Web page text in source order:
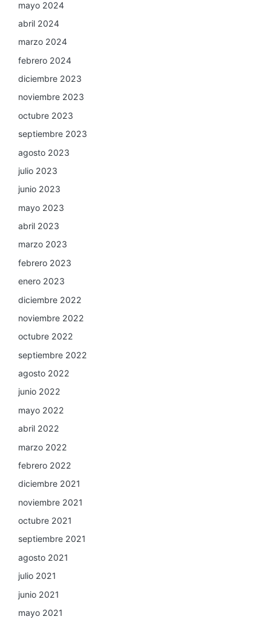
mayo 2024
abril 2024
marzo 2024
febrero 2024
diciembre 2023
noviembre 2023
octubre 2023
septiembre 2023
agosto 2023
julio 2023
junio 2023
mayo 2023
abril 2023
marzo 2023
febrero 2023
enero 2023
diciembre 2022
noviembre 2022
octubre 2022
septiembre 2022
agosto 2022
junio 2022
mayo 2022
abril 2022
marzo 2022
febrero 2022
diciembre 2021
noviembre 2021
octubre 2021
septiembre 2021
agosto 2021
julio 2021
junio 2021
mayo 2021